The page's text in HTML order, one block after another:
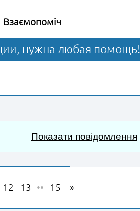
Взаємопоміч
нужна любая помощь!
Показати повідомлення
12 13 •• 15